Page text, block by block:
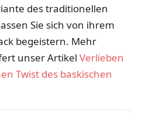
des traditionellen
Sie sich von ihrem
begeistern. Mehr
unser Artikel Verlieben
Twist des baskischen